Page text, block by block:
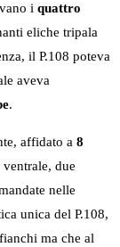
i quattro
eliche tripala
il P.108 poteva
aveva
.
affidato a 8
due
nelle
unica del P.108,
ma che al